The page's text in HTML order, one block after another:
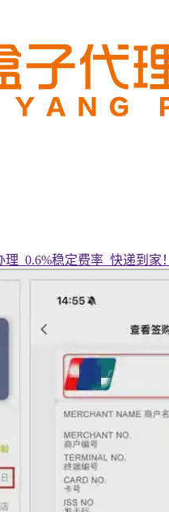
_0.6%稳定费率_快递到家！